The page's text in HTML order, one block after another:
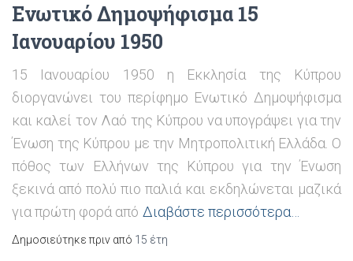
Ενωτικό Δημοψήφισμα 15
Ιανουαρίου 1950
15 Ιανουαρίου 1950 η Εκκλησία της Κύπρου
διοργανώνει του περίφημο Ενωτικό Δημοψήφισμα
και καλεί τον Λαό της Κύπρου να υπογράψει για την
Ένωση της Κύπρου με την Μητροπολιτική Ελλάδα. Ο
πόθος των Ελλήνων της Κύπρου για την Ένωση
ξεκινά από πολύ πιο παλιά και εκδηλώνεται μαζικά
για πρώτη φορά από Διαβάστε περισσότερα…
Δημοσιεύτηκε πριν από 15 έτη